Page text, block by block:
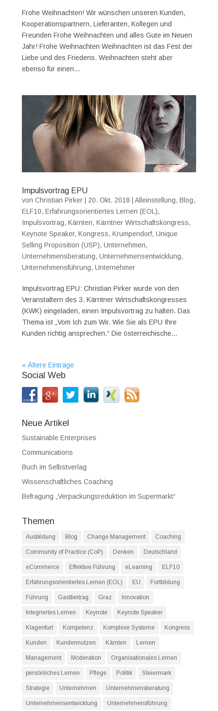
Frohe Weihnachten! Wir wünschen unseren Kunden,
Kooperationspartnern, Lieferanten, Kollegen und
Freunden Frohe Weihnachten und alles Gute im Neuen
Jahr! Frohe Weihnachten Weihnachten ist das Fest der
Liebe und des Friedens. Weihnachten steht aber
ebenso für einen...
Impulsvortrag EPU
von Christian Pirker| 20. Okt. 2018 Alleinstellung, Blog,
ELF10, Erfahrungsorientiertes Lernen (EOL),
Impulsvortrag, Kärnten, Kärntner Wirtschaftskongress,
Keynote Speaker, Kongress, Krumpendorf, Unique
Selling Proposition (USP), Unternehmen,
Unternehmensberatung, Unternehmensentwicklung,
Unternehmensführung, Unternehmer
Impulsvortrag EPU: Christian Pirker wurde von den
Veranstaltern des 3. Kärntner Wirtschaftskongresses
(KWK) eingeladen, einen Impulsvortrag zu halten. Das
Thema ist „Vom Ich zum Wir. Wie Sie als EPU Ihre
Kunden richtig ansprechen.“ Die österreichische...
« Ältere Einträge
Social Web
Neue Artikel
Sustainable Enterprises
Communications
Buch im Selbstverlag
Wissenschaftliches Coaching
Befragung „Verpackungsreduktion im Supermarkt“
Themen
Ausbildung Blog Change Management Coaching
Community of Practice (CoP) Denken Deutschland
eCommerce Effektive Führung eLearning ELF10
Erfahrungsorientiertes Lernen (EOL) EU Fortbildung
Führung Gastbeitrag Graz Innovation
Integriertes Lernen Keynote Keynote Speaker
Klagenfurt Kompetenz Komplexe Systeme Kongress
Kunden Kundennutzen Kärnten Lernen
Management Moderation Organisationales Lernen
persönliches Lernen Pflege Politik Steiermark
Strategie Unternehmen Unternehmensberatung
Unternehmensentwicklung Unternehmensführung